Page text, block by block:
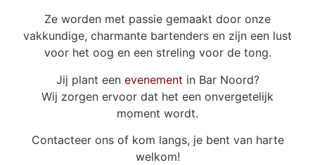
Ze worden met passie gemaakt door onze
vakkundige, charmante bartenders en zijn een lust
voor het oog en een streling voor de tong.
Jij plant een evenement in Bar Noord?
Wij zorgen ervoor dat het een onvergetelijk
moment wordt.
Contacteer ons of kom langs, je bent van harte
welkom!